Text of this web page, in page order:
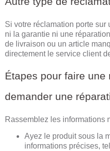
Si votre réclamation porte
ni la garantie ni une
de livraison ou un article
directement le service client
Étapes pour faire une
demander une
Rassemblez les informations
Ayez le produit sous la
informations précises,